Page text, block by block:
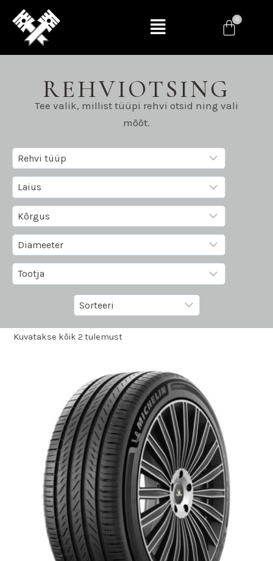
REHVIOTSING
Tee valik, millist tüüpi rehvi otsid ning vali
mõõt.
Kuvatakse kõik 2 tulemust